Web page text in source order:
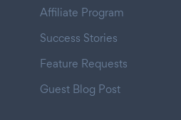
Affiliate Program
Success Stories
Feature Requests
Guest Blog Post